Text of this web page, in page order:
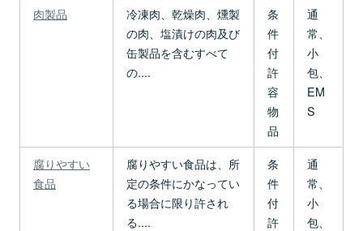
肉製品
冷凍肉、乾燥肉、燻製
の肉、塩漬けの肉及び
缶製品を含むすべて
の....
条
件
付
許
容
物
品
通
常、
小
包、
EM
S
腐りやすい
食品
腐りやすい食品は、所
定の条件にかなってい
る場合に限り許され
る....
条
件
付
許
通
常、
小
包、